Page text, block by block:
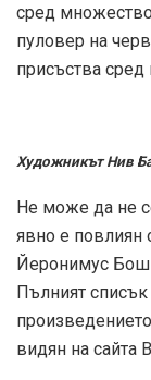
сред
пуловер на
присъства сред
Художникът Нив
Не може да не
явно е повлиян
Йеронимус Бош
Пълният списък
видян на сайта